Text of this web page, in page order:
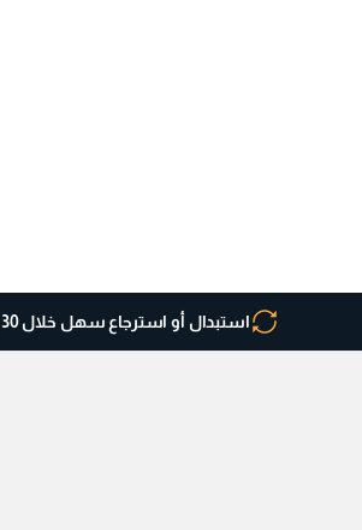
استبدال أو استرجاع سهل خلال 30 يوم.